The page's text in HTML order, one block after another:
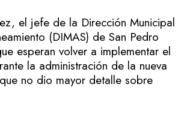
el jefe de la Dirección Municipal
(DIMAS) de San Pedro
esperan volver a implementar el
la administración de la nueva
no dio mayor detalle sobre